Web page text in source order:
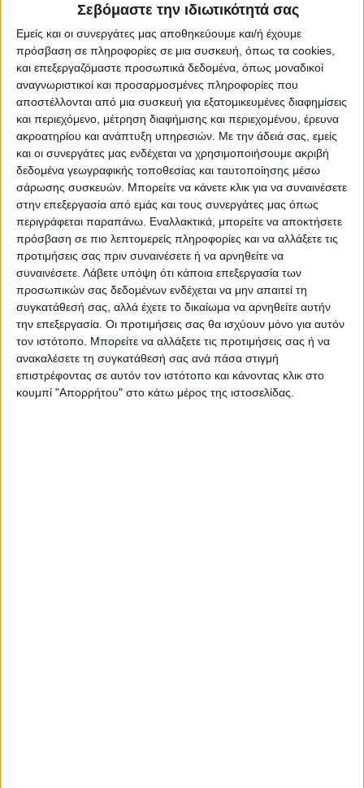
Σεβόμαστε την ιδιωτικότητά σας
Εμείς και οι συνεργάτες μας αποθηκεύουμε και/ή έχουμε
πρόσβαση σε πληροφορίες σε μια συσκευή, όπως τα cookies,
και επεξεργαζόμαστε προσωπικά δεδομένα, όπως μοναδικοί
αναγνωριστικοί και προσαρμοσμένες πληροφορίες που
αποστέλλονται από μια συσκευή για εξατομικευμένες διαφημίσεις
και περιεχόμενο, μέτρηση διαφήμισης και περιεχομένου, έρευνα
ακροατηρίου και ανάπτυξη υπηρεσιών. Με την άδειά σας, εμείς
και οι συνεργάτες μας ενδέχεται να χρησιμοποιήσουμε ακριβή
δεδομένα γεωγραφικής τοποθεσίας και ταυτοποίησης μέσω
σάρωσης συσκευών. Μπορείτε να κάνετε κλικ για να συναινέσετε
στην επεξεργασία από εμάς και τους συνεργάτες μας όπως
περιγράφεται παραπάνω. Εναλλακτικά, μπορείτε να αποκτήσετε
πρόσβαση σε πιο λεπτομερείς πληροφορίες και να αλλάξετε τις
προτιμήσεις σας πριν συναινέσετε ή να αρνηθείτε να
συναινέσετε. Λάβετε υπόψη ότι κάποια επεξεργασία των
προσωπικών σας δεδομένων ενδέχεται να μην απαιτεί τη
συγκατάθεσή σας, αλλά έχετε το δικαίωμα να αρνηθείτε αυτήν
την επεξεργασία. Οι προτιμήσεις σας θα ισχύουν μόνο για αυτόν
τον ιστότοπο. Μπορείτε να αλλάξετε τις προτιμήσεις σας ή να
ανακαλέσετε τη συγκατάθεσή σας ανά πάσα στιγμή
επιστρέφοντας σε αυτόν τον ιστότοπο και κάνοντας κλικ στο
κουμπί "Απορρήτου" στο κάτω μέρος της ιστοσελίδας.
ΤΡΙΚΑΛΑ BC(Κουτσοκέρας): Τζόουνς 10
(1), Γαζέλας 13 (1), Αργυρούλης 7,
Τσαφαράς 7, Κοκορέλης, Μπατατέγας,
Κολσούζογλου 3, Μπαλός 7, Πηλίτσης 4,
Γαρέζος 6 (2), Τάταρης 8
Τελευταίες Ειδήσεις Σήμερα
Ακολούθησε την εφημερίδα ΝΕΟΣ
ΑΓΩΝ στο Google News!
Όλες οι εξελίξεις στην περιοχή της
Καρδίτσας και ευρύτερα της Θεσσαλίας
ΠΡΟΗΓΟΥΜΕΝΟ ΑΡΘΡΟ
Ισόπαλο το ντέρμπι στον
Παλαμά, κερδισμένη η Δόξα
Μασχολουρίου
(ΦΩΤΟ&ΒΙΝΤΕΟ)
ΕΠΟΜΕΝΟ ΑΡΘΡΟ
Ψυχωμένος και ουσιαστικός
ο ΑΣΚ "καθάρισε" και το
Περιστέρι (88-74) (ΦΩΤΟ &